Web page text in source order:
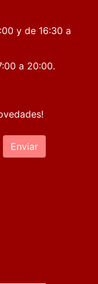
y de 16:30 a
a 20:00.
Enviar